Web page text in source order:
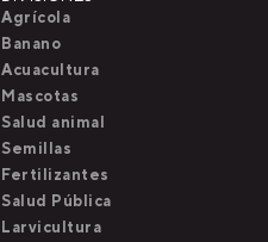
Agrícola
Banano
Acuacultura
Mascotas
Salud animal
Semillas
Fertilizantes
Salud Pública
Larvicultura